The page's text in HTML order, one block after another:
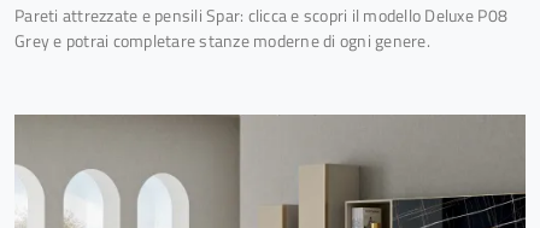
Pareti attrezzate e pensili Spar: clicca e scopri il modello Deluxe P08
Grey e potrai completare stanze moderne di ogni genere.